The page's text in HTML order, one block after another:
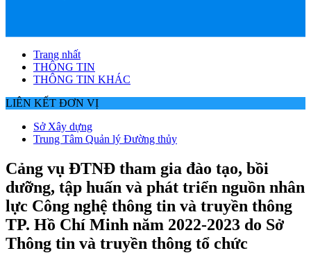
Trang nhất
THÔNG TIN
THÔNG TIN KHÁC
LIÊN KẾT ĐƠN VỊ
Sở Xây dựng
Trung Tâm Quản lý Đường thủy
Cảng vụ ĐTNĐ tham gia đào tạo, bồi
dưỡng, tập huấn và phát triển nguồn nhân
lực Công nghệ thông tin và truyền thông
TP. Hồ Chí Minh năm 2022-2023 do Sở
Thông tin và truyền thông tổ chức